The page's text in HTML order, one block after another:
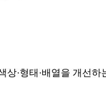
상·형태·배열을 개선하